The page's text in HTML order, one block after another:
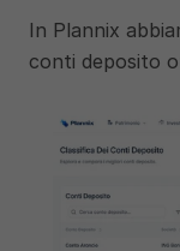
In Plannix
conti deposito